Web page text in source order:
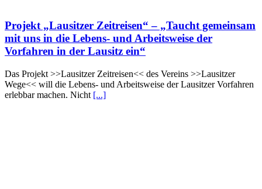
Projekt „Lausitzer Zeitreisen“ – „Taucht gemeinsam
mit uns in die Lebens- und Arbeitsweise der
Vorfahren in der Lausitz ein“
Das Projekt >>Lausitzer Zeitreisen<< des Vereins >>Lausitzer
Wege<< will die Lebens- und Arbeitsweise der Lausitzer Vorfahren
erlebbar machen. Nicht [...]